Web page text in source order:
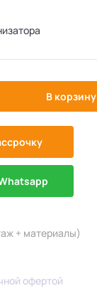
В корзину
+ материалы)
офертой